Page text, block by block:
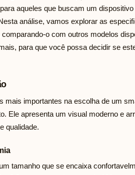
aqueles que buscam um
análise, vamos explorar as
o com outros modelos
para que você possa decidir se
mais importantes na escolha de um
Ele apresenta um visual moderno e
qualidade.
tamanho que se encaixa